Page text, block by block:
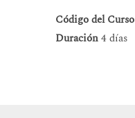
Código del Curso
Duración4 días